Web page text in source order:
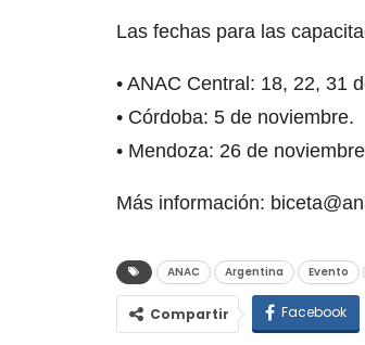
Las fechas para las
• ANAC Central: 18, 22, 31
• Córdoba: 5 de noviembre.
• Mendoza: 26 de
Más información:
ANAC Argentina Evento
Compartir Facebook